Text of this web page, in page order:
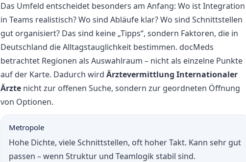
Das Umfeld entscheidet besonders am Anfang: Wo ist Integration
in Teams realistisch? Wo sind Abläufe klar? Wo sind Schnittstellen
gut organisiert? Das sind keine „Tipps“, sondern Faktoren, die in
Deutschland die Alltagstauglichkeit bestimmen. docMeds
betrachtet Regionen als Auswahlraum – nicht als einzelne Punkte
auf der Karte. Dadurch wird Ärztevermittlung Internationaler
Ärzte nicht zur offenen Suche, sondern zur geordneten Öffnung
von Optionen.
Metropole
Hohe Dichte, viele Schnittstellen, oft hoher Takt. Kann sehr gut
passen – wenn Struktur und Teamlogik stabil sind.